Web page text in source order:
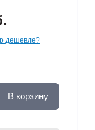
дешевле?
В корзину